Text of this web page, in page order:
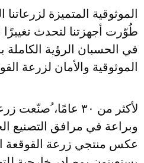
الموثوقية المتميزة
طُوّرت أجهزتنا لتحدث
الموثوقية والأمان لزرعة
لأكثر من ٣٠ عامًا،
وبراعة في مرافق التصنيع
عكس منتجي زرعة القوقعة